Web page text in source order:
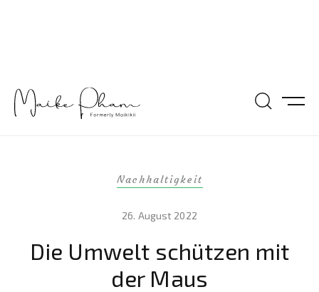
Nachhaltigkeit
26. August 2022
Die Umwelt schützen mit
der Maus